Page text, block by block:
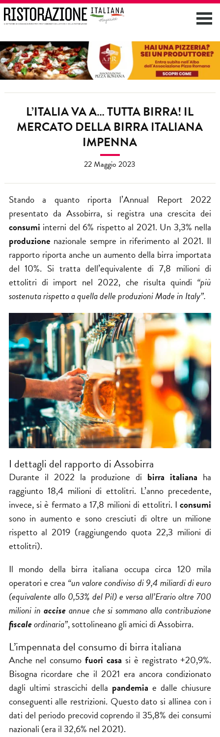
L’ITALIA VA A… TUTTA BIRRA! IL
MERCATO DELLA BIRRA ITALIANA
IMPENNA
22 Maggio 2023
Stando a quanto riporta l’Annual Report 2022
presentato da Assobirra, si registra una crescita dei
consumi interni del 6% rispetto al 2021. Un 3,3% nella
produzionenazionale sempre in riferimento al 2021. Il
rapporto riporta anche un aumento della birra importata
del 10%. Si tratta dell’equivalente di 7,8 milioni di
ettolitri di import nel 2022, che risulta quindi “più
sostenuta rispetto a quella delle produzioni Made in Italy”.
I dettagli del rapporto di Assobirra
Durante il 2022 la produzione di birra italiana ha
raggiunto 18,4 milioni di ettolitri. L’anno precedente,
invece, si è fermato a 17,8 milioni di ettolitri. Iconsumi
sono in aumento e sono cresciuti di oltre un milione
rispetto al 2019 (raggiungendo quota 22,3 milioni di
ettolitri).
Il mondo della birra italiana occupa circa 120 mila
operatori e crea “un valore condiviso di 9,4 miliardi di euro
(equivalente allo 0,53% del Pil) e versa all’Erario oltre 700
milioni in acciseannue che si sommano alla contribuzione
fiscaleordinaria”, sottolineano gli amici diAssobirra.
L’impennata del consumo di birra italiana
Anche nel consumo fuori casa si è registrato +20,9%.
Bisogna ricordare che il 2021 era ancora condizionato
dagli ultimi strascichi della pandemia e dalle chiusure
conseguenti alle restrizioni. Questo dato si allinea con i
dati del periodo precovid coprendo il 35,8% dei consumi
nazionali (era il 32,6% nel 2021).